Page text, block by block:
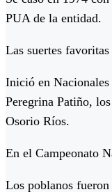
PUA de la entidad.
Las suertes
Inició en Nacionales
Peregrina Patiño,
Osorio Ríos.
En el Campeonato
Los poblanos